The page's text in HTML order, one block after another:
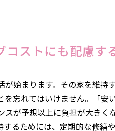
ストにも配慮す
が始まります。その家を維持
を忘れてはいけません。「安
スが予想以上に負担が大きく
するためには、定期的な修繕